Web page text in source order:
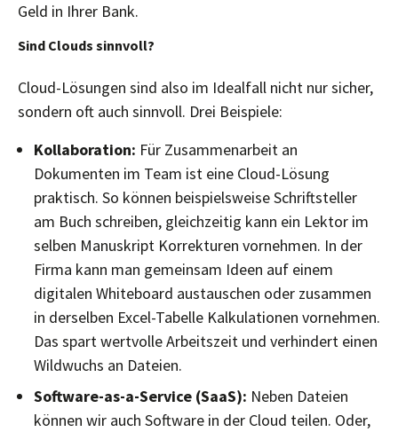
Geld in Ihrer Bank.
Sind Clouds sinnvoll?
Cloud-Lösungen sind also im Idealfall nicht nur sicher,
sondern oft auch sinnvoll. Drei Beispiele:
Kollaboration: Für Zusammenarbeit an
Dokumenten im Team ist eine Cloud-Lösung
praktisch. So können beispielsweise Schriftsteller
am Buch schreiben, gleichzeitig kann ein Lektor im
selben Manuskript Korrekturen vornehmen. In der
Firma kann man gemeinsam Ideen auf einem
digitalen Whiteboard austauschen oder zusammen
in derselben Excel-Tabelle Kalkulationen vornehmen.
Das spart wertvolle Arbeitszeit und verhindert einen
Wildwuchs an Dateien.
Software-as-a-Service (SaaS): Neben Dateien
können wir auch Software in der Cloud teilen. Oder,